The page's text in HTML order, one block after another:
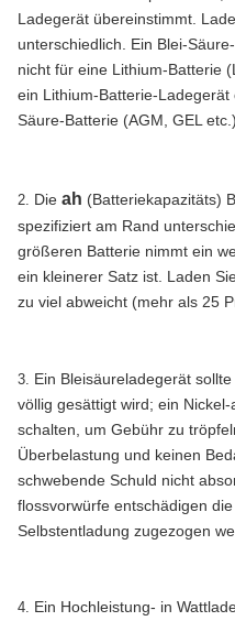
Ladegerät übereinstimmt.
unterschiedlich. Ein Blei-
nicht für eine Lithium-Batterie
ein Lithium-Batterie-
Säure-Batterie (AGM, GEL etc.).
2. Die ah (Batteriekapazitäts)
spezifiziert am Rand
größeren Batterie nimmt ein
ein kleinerer Satz ist. Laden
zu viel abweicht (mehr als 25
3. Ein Bleisäureladegerät
völlig gesättigt wird; ein
schalten, um Gebühr zu
Überbelastung und keinen
schwebende Schuld nicht
flossvorwürfe entschädigen
Selbstentladung zugezogen
4. Ein Hochleistung- in